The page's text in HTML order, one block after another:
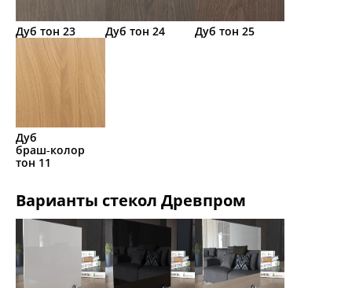
Дуб тон 23 Дуб тон 24 Дуб тон 25
Дуб
браш‑колор
тон 11
Варианты стекол Древпром